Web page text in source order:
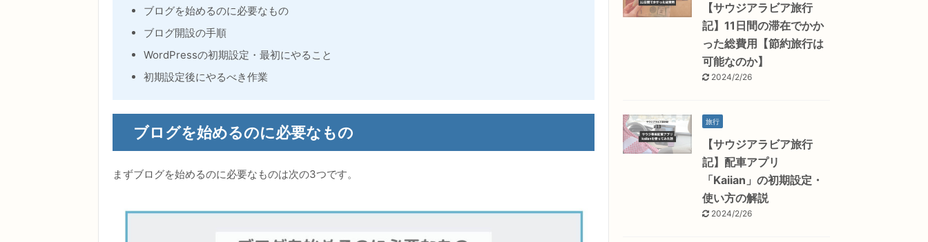
ブログを始めるのに必要なもの
ブログ開設の手順
WordPressの初期設定・最初にやること
初期設定後にやるべき作業
ブログを始めるのに必要なもの
まずブログを始めるのに必要なものは次の3つです。
【サウジアラビア旅行
記】11日間の滞在でかか
った総費用【節約旅行は
可能なのか】
2024/2/26
旅行
【サウジアラビア旅行
記】配車アプリ
「Kaiian」の初期設定・
使い方の解説
2024/2/26